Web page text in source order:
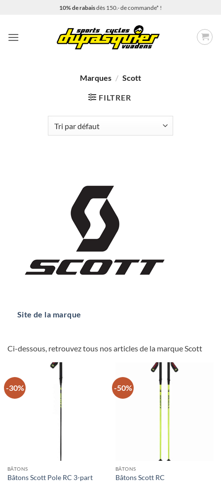
10% de rabaisdès 150.- de commande* !
Marques / Scott
FILTRER
Site de la marque
Ci-dessous, retrouvez tous nos articles de la marque Scott
-30%
BÂTONS
Bâtons Scott Pole RC 3-part
-50%
BÂTONS
Bâtons Scott RC